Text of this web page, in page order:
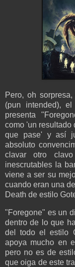
Pero, oh
(pun intended),
presenta
como 'un resultado
que pase' y así
absoluto
clavar otro
inescrutables la
viene a ser su
cuando eran una
Death de estilo
"Foregone" es un
dentro de lo que
del todo el estilo
apoya mucho en
pero no es de
que oiga de este